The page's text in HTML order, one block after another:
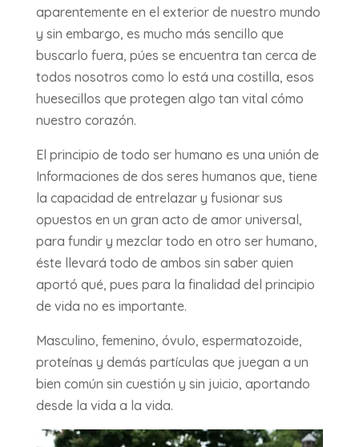
aparentemente en el exterior de nuestro mundo
y sin embargo, es mucho más sencillo que
buscarlo fuera, púes se encuentra tan cerca de
todos nosotros como lo está una costilla, esos
huesecillos que protegen algo tan vital cómo
nuestro corazón.
El principio de todo ser humano es una unión de
Informaciones de dos seres humanos que, tiene
la capacidad de entrelazar y fusionar sus
opuestos en un gran acto de amor universal,
para fundir y mezclar todo en otro ser humano,
éste llevará todo de ambos sin saber quien
aportó qué, pues para la finalidad del principio
de vida no es importante.
Masculino, femenino, óvulo, espermatozoide,
proteínas y demás partículas que juegan a un
bien común sin cuestión y sin juicio, aportando
desde la vida a la vida.